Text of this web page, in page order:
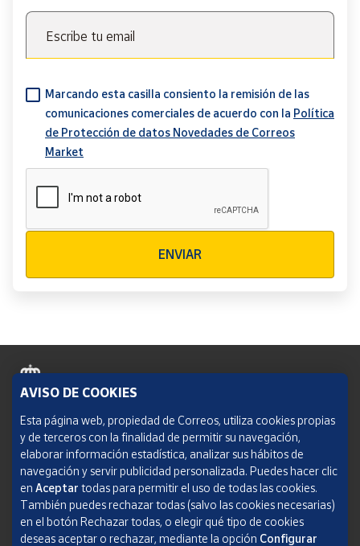
Escribe tu email
Marcando esta casilla consiento la remisión de las
comunicaciones comerciales de acuerdo con la Política
de Protección de datos Novedades de Correos
Market
ENVIAR
Política de cookies
Aviso legal
Condiciones del servicio
Política de Privacidad Web
AVISO DE COOKIES
Esta página web, propiedad de Correos, utiliza cookies propias
y de terceros con la finalidad de permitir su navegación,
elaborar información estadística, analizar sus hábitos de
navegación y servir publicidad personalizada. Puedes hacer clic
en Aceptar todas para permitir el uso de todas las cookies.
También puedes rechazar todas (salvo las cookies necesarias)
en el botón Rechazar todas, o elegir qué tipo de cookies
deseas aceptar o rechazar, mediante la opción Configurar